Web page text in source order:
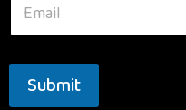
Submit